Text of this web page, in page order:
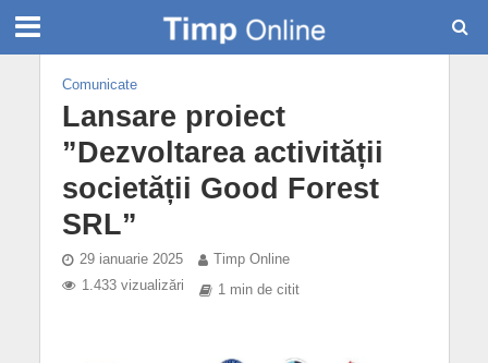
Comunicate
Lansare proiect
”Dezvoltarea activității
societății Good Forest
SRL”
29 ianuarie 2025
Timp Online
1.433 vizualizări
1 min de citit